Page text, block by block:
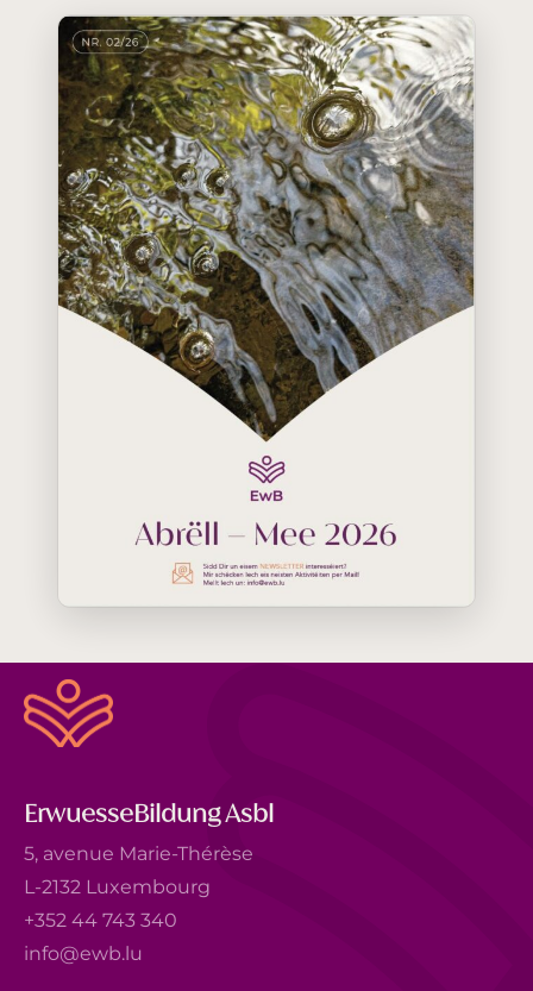
ErwuesseBildung Asbl
5, avenue Marie-Thérèse
L-2132 Luxembourg
+352 44 743 340
info@ewb.lu